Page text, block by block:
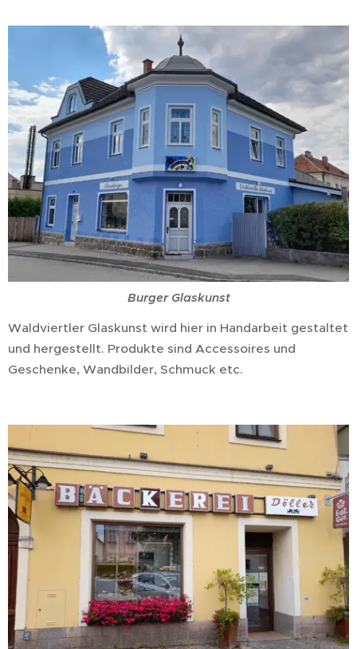
Burger Glaskunst
Waldviertler Glaskunst wird hier in Handarbeit gestaltet
und hergestellt. Produkte sind Accessoires und
Geschenke, Wandbilder, Schmuck etc.